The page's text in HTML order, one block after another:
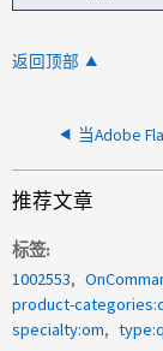
返回顶部
推荐文章
标签
1002553
specialty:om